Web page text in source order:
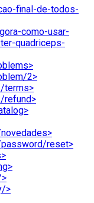
final-de-todos-
como-usar-
quadriceps-
2>
terms>
refund>
reset>
>